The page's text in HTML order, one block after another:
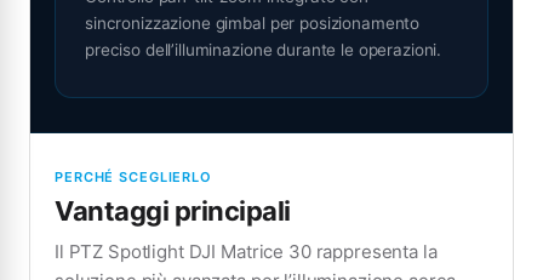
sincronizzazione gimbal per posizionamento
preciso dell’illuminazione durante le operazioni.
PERCHÉ SCEGLIERLO
Vantaggi principali
Il PTZ Spotlight DJI Matrice 30 rappresenta la